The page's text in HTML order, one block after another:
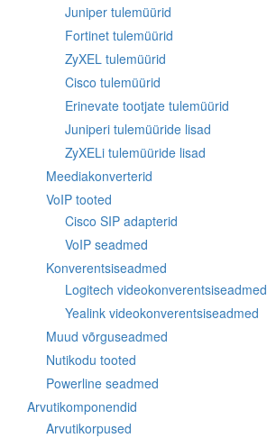
Juniper tulemüürid
Fortinet tulemüürid
ZyXEL tulemüürid
Cisco tulemüürid
Erinevate tootjate tulemüürid
Juniperi tulemüüride lisad
ZyXELi tulemüüride lisad
Meediakonverterid
VoIP tooted
Cisco SIP adapterid
VoIP seadmed
Konverentsiseadmed
Logitech videokonverentsiseadmed
Yealink videokonverentsiseadmed
Muud võrguseadmed
Nutikodu tooted
Powerline seadmed
Arvutikomponendid
Arvutikorpused